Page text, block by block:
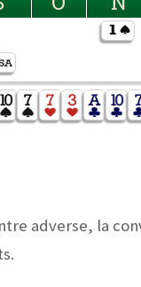
adverse, la